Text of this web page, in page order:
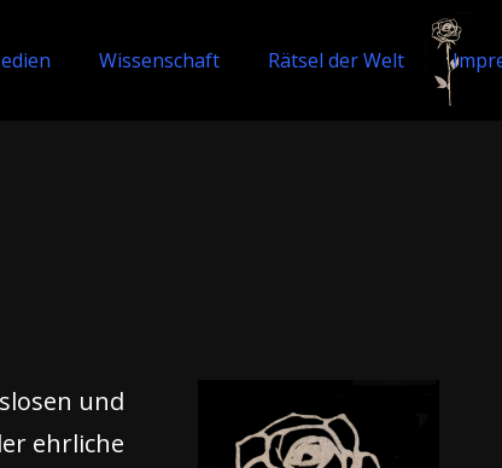
Wissenschaft Rätsel der Welt
und
ehrliche